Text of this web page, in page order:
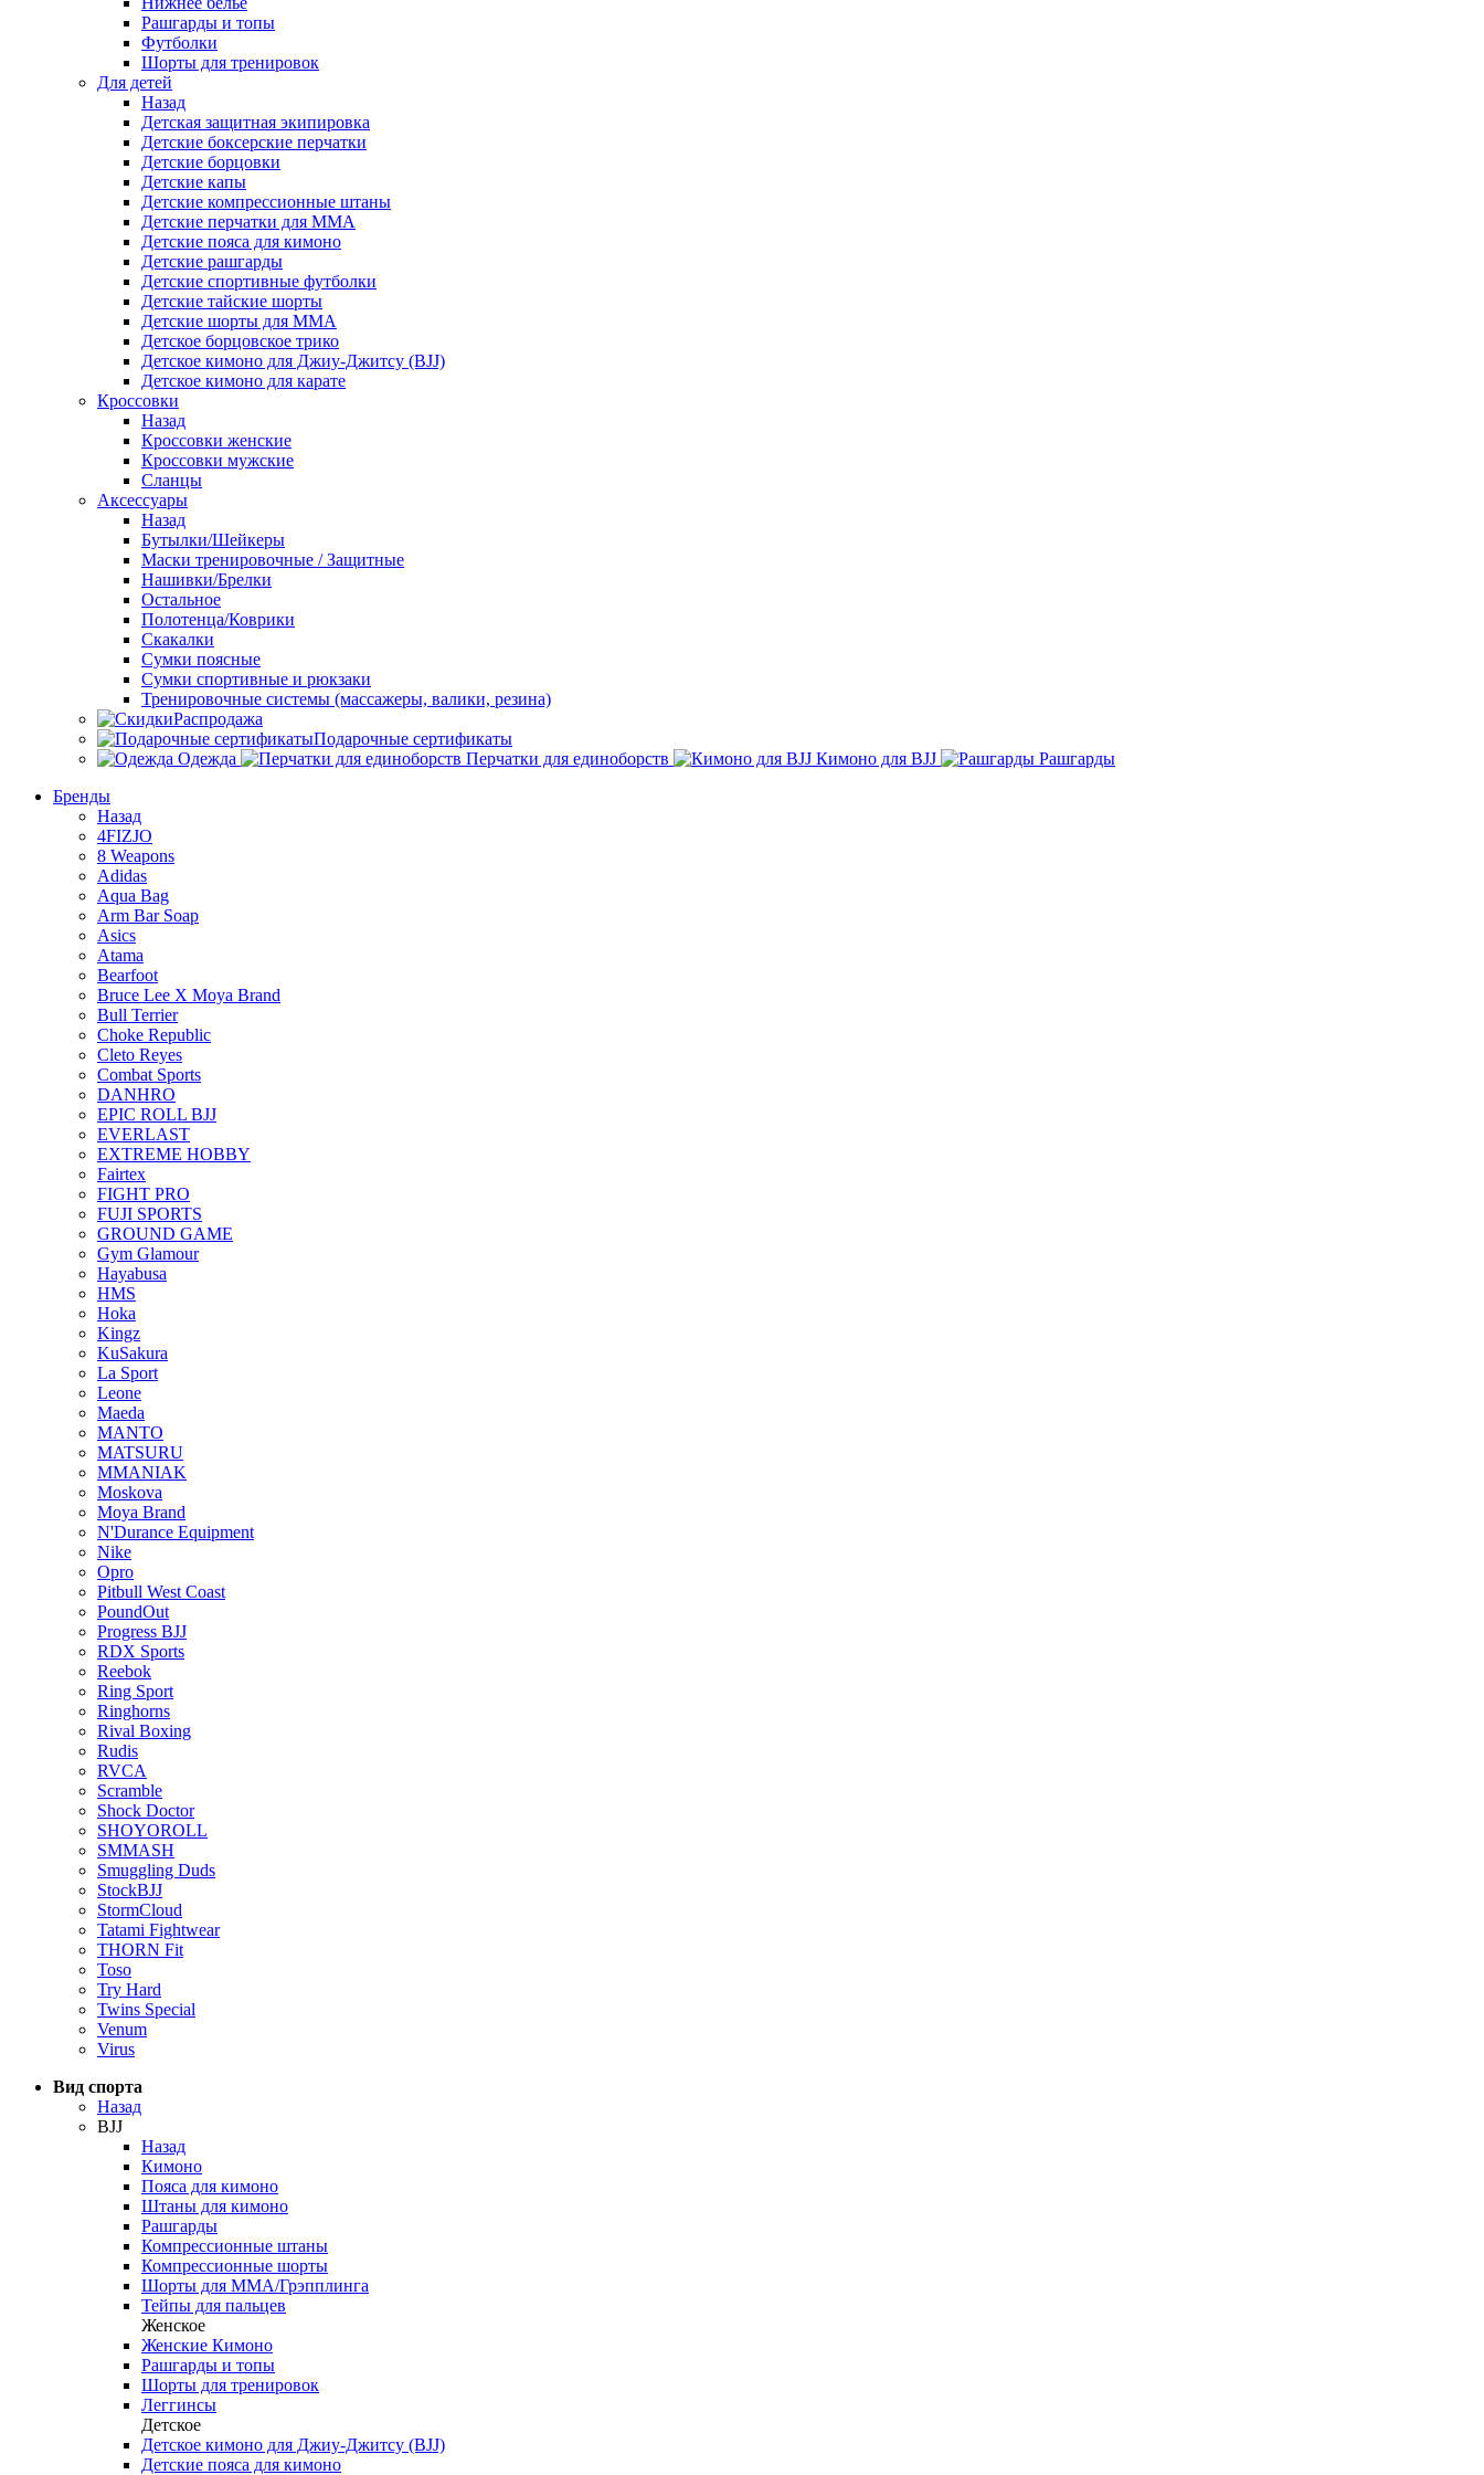
Рашгарды и топы
Футболки
Шорты для тренировок
Для детей
Назад
Детская защитная экипировка
Детские боксерские перчатки
Детские борцовки
Детские капы
Детские компрессионные штаны
Детские перчатки для ММА
Детские пояса для кимоно
Детские рашгарды
Детские спортивные футболки
Детские тайские шорты
Детские шорты для ММА
Детское борцовское трико
Детское кимоно для Джиу-Джитсу (BJJ)
Детское кимоно для карате
Кроссовки
Назад
Кроссовки женские
Кроссовки мужские
Сланцы
Аксессуары
Назад
Бутылки/Шейкеры
Маски тренировочные / Защитные
Нашивки/Брелки
Остальное
Полотенца/Коврики
Скакалки
Сумки поясные
Сумки спортивные и рюкзаки
Тренировочные системы (массажеры, валики, резина)
Распродажа
Подарочные сертификаты
Одежда
Перчатки для единоборств Кимоно для BJJ
Рашгарды
Бренды
Назад
4FIZJO
8 Weapons
Adidas
Aqua Bag
Arm Bar Soap
Asics
Atama
Bearfoot
Bruce Lee X Moya Brand
Bull Terrier
Choke Republic
Cleto Reyes
Combat Sports
DANHRO
EPIC ROLL BJJ
EVERLAST
EXTREME HOBBY
Fairtex
FIGHT PRO
FUJI SPORTS
GROUND GAME
Gym Glamour
Hayabusa
HMS
Hoka
Kingz
KuSakura
La Sport
Leone
Maeda
MANTO
MATSURU
MMANIAK
Moskova
Moya Brand
N'Durance Equipment
Nike
Opro
Pitbull West Coast
PoundOut
Progress BJJ
RDX Sports
Reebok
Ring Sport
Ringhorns
Rival Boxing
Rudis
RVCA
Scramble
Shock Doctor
SHOYOROLL
SMMASH
Smuggling Duds
StockBJJ
StormCloud
Tatami Fightwear
THORN Fit
Toso
Try Hard
Twins Special
Venum
Virus
Вид спорта
Назад
BJJ
Назад
Кимоно
Пояса для кимоно
Штаны для кимоно
Рашгарды
Компрессионные штаны
Компрессионные шорты
Шорты для ММА/Грэпплинга
Тейпы для пальцев
Женское
Женские Кимоно
Рашгарды и топы
Шорты для тренировок
Леггинсы
Детское
Детское кимоно для Джиу-Джитсу (BJJ)
Детские пояса для кимоно